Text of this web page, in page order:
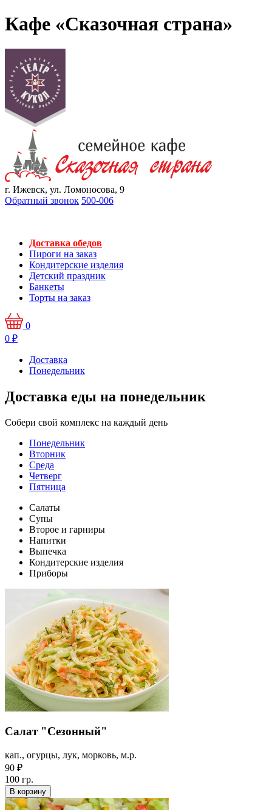
Кафе «Сказочная страна»
г. Ижевск, ул. Ломоносова, 9
Обратный звонок 500-006
Доставка обедов
Пироги на заказ
Кондитерские изделия
Детский праздник
Банкеты
Торты на заказ
0
0 ₽
Доставка
Понедельник
Доставка еды на понедельник
Собери свой комплекс на каждый день
Понедельник
Вторник
Среда
Четверг
Пятница
Салаты
Супы
Второе и гарниры
Напитки
Выпечка
Кондитерские изделия
Приборы
Салат "Сезонный"
кап., огурцы, лук, морковь, м.р.
90 ₽
100 гр.
В корзину